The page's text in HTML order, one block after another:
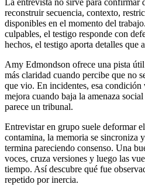
La entrevista no sirve para confirmar
reconstruir secuencia, contexto,
disponibles en el momento del
culpables, el testigo responde con
hechos, el testigo aporta detalles que
Amy Edmondson ofrece una pista
más claridad cuando percibe que no
que vio. En incidentes, esa
mejora cuando baja la amenaza
parece un tribunal.
Entrevistar en grupo suele deformar
contamina, la memoria se sincroniza
termina pareciendo consenso. Una
voces, cruza versiones y luego las
tiempo. Así descubre qué fue
repetido por inercia.